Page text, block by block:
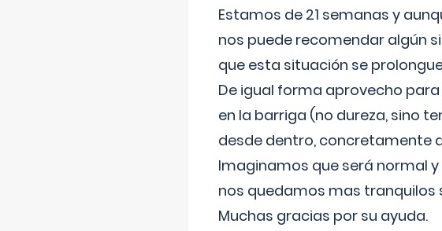
Estamos de 21 semanas y
nos puede recomendar algún
que esta situación se
De igual forma aprovecho
en la barriga (no dureza, sino
desde dentro, concretamente
Imaginamos que será normal
nos quedamos mas tranquilos
Muchas gracias por su ayuda.